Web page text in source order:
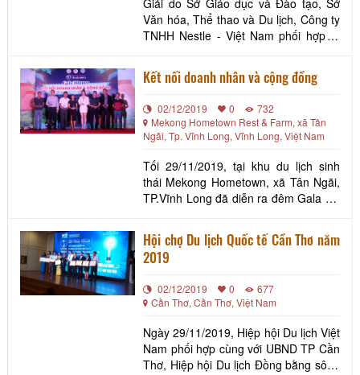
Văn hóa, Thể thao và Du lịch, Công ty
TNHH Nestle - Việt Nam phối hợp tổ
tâm Huấn luyện và Thi đấu Thể dục,
Thể thao Vĩnh Long. Giải thu hút 16
đội THCS); 22 đội bóng rổ (6 đội nam,
6 đội nữ ti
Kết nối doanh nhân và cộng đồng
02/12/2019 0
732
Mekong Hometown Rest & Farm, xã Tân
Ngãi, Tp. Vĩnh Long, Vĩnh Long, Việt Nam
Tối 29/11/2019, tại khu du lịch sinh
thái Mekong Hometown, xã Tân Ngãi,
TP.Vĩnh Long đã diễn ra đêm Gala với
chuỗi sự kiện “Mekong Caravan- Sắc
màu hội tụ” do Câu lạc bộ Du lịch lữ
Hội Du lịch
Hội chợ Du lịch Quốc tế Cần Thơ năm
2019
02/12/2019 0
677
Cần Thơ, Cần Thơ, Việt Nam
Ngày 29/11/2019, Hiệp hội Du lịch Việt
Nam phối hợp cùng với UBND TP Cần
Thơ, Hiệp hội Du lịch Đồng bằng sông